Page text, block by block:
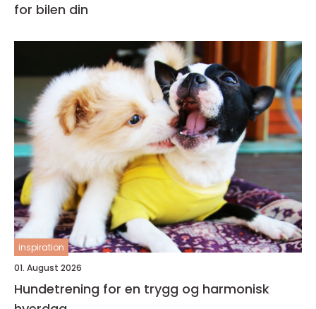
for bilen din
inspiration
01. August 2026
Hundetrening for en trygg og harmonisk